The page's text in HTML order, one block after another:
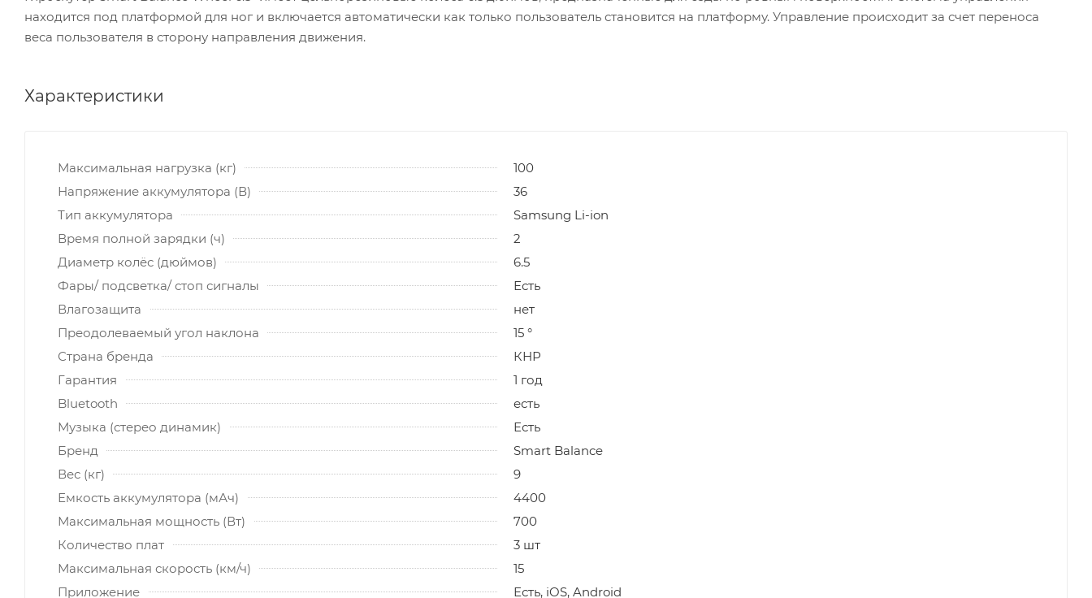
находится под платформой для ног и включается автоматически как только пользователь становится на платформу. Управление происходит за счет переноса
веса пользователя в сторону направления движения.
Характеристики
Максимальная нагрузка (кг)
100
Напряжение аккумулятора (В)
36
Тип аккумулятора
Samsung Li-ion
Время полной зарядки (ч)
2
Диаметр колёс (дюймов)
6.5
Фары/ подсветка/ стоп сигналы
Есть
Влагозащита
нет
Преодолеваемый угол наклона
15 °
Страна бренда
КНР
Гарантия
1 год
Bluetooth
есть
Музыка (стерео динамик)
Есть
Бренд
Smart Balance
Вес (кг)
9
Емкость аккумулятора (мАч)
4400
Максимальная мощность (Вт)
700
Количество плат
3 шт
Максимальная скорость (км/ч)
15
Приложение
Есть, iOS, Android